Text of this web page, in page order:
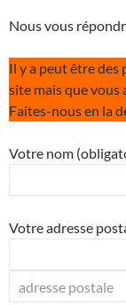
Nous vous
Il y a peut être des
site mais que vous
Faites-nous en la
Votre nom
Votre adresse